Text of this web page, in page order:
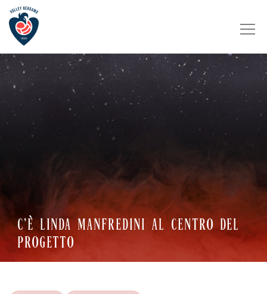
C’È LINDA MANFREDINI AL CENTRO DEL
PROGETTO